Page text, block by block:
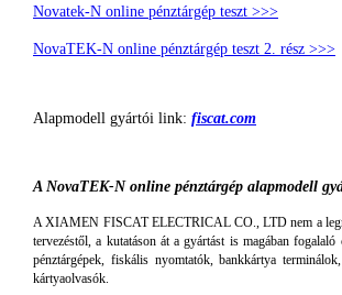
Novatek-N online pénztárgép teszt >>>
NovaTEK-N online pénztárgép teszt 2. rész >>>
Alapmodell gyártói link: fiscat.com
ANovaTEK-Nonline pénztárgép alapmodell
AXIAMEN FISCATELECTRICAL CO., LTDnem a
tervezéstől , a kutatáson átagyártást is magában fogalaló
pénztárgépek
fiskális nyomtatók,bankkártya terminálok
kártyaolvasók